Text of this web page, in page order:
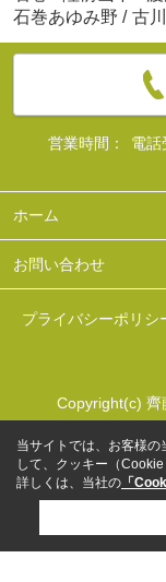
石巻あゆみ野 / 古川
営業時間：
電
ホーム
お問い合わせ
プライバシーポリシ
Copyright(c) 齊
当サイトでは、お客様の
して、クッキー（Cookie
詳しくは、当社の 「